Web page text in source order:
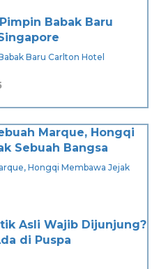
Baru Carlton Hotel
Hongqi Membawa Jejak